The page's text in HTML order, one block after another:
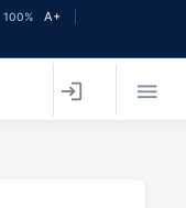
100%
A+
login 